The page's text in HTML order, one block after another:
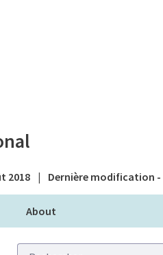
2018 | Dernière modification -
About